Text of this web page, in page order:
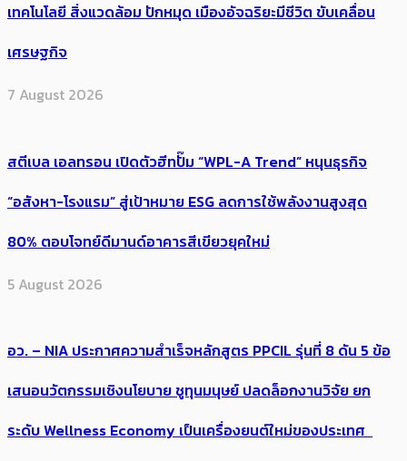
เทคโนโลยี สิ่งแวดล้อม ปักหมุด เมืองอัจฉริยะมีชีวิต ขับเคลื่อน
เศรษฐกิจ
7 August 2026
สตีเบล เอลทรอน เปิดตัวฮีทปั๊ม “WPL-A Trend” หนุนธุรกิจ
“อสังหา-โรงแรม” สู่เป้าหมาย ESG ลดการใช้พลังงานสูงสุด
80% ตอบโจทย์ดีมานด์อาคารสีเขียวยุคใหม่
5 August 2026
อว. – NIA ประกาศความสำเร็จหลักสูตร PPCIL รุ่นที่ 8 ดัน 5 ข้อ
เสนอนวัตกรรมเชิงนโยบาย ชูทุนมนุษย์ ปลดล็อกงานวิจัย ยก
ระดับ Wellness Economy เป็นเครื่องยนต์ใหม่ของประเทศ